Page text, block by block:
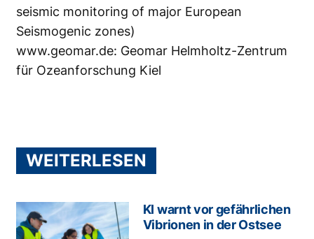
seismic monitoring of major European
Seismogenic zones)
www.geomar.de: Geomar Helmholtz-Zentrum
für Ozeanforschung Kiel
WEITERLESEN
KI warnt vor gefährlichen
Vibrionen in der Ostsee